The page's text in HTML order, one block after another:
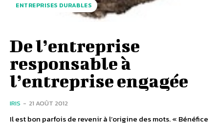
ENTREPRISES DURABLES
De l’entreprise
responsable à
l’entreprise engagée
IRIS - 21 AOÛT 2012
Il est bon parfois de revenir à l’origine des mots. « Bénéfice